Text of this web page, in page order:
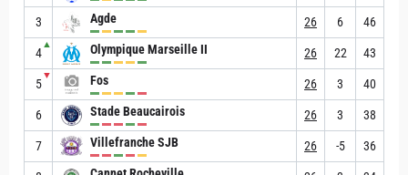
3 Agde 26 6 46
4
▲ Olympique Marseille II 26 22 43
5
▼ Fos 26 3 40
6 Stade Beaucairois 26 3 38
7 Villefranche SJB 26 -5 36